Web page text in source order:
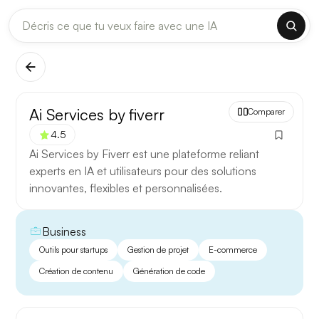
✕
DERNIÈRES MISES À JOUR MODÈLES
Claude
[TEST] Claude Opus 4.8 : ce qui change
5 août 2026
Anthropic met à jour Claude Opus le 2 août 2026. Cette
version porte sur la longueur de contexte, la fiabilité des
réponses longues et la vitesse de première réponse.
Contexte étendu— les documents longs sont traités
d’un seul tenant, sans découpage manuel.
Réponses longues — moins de pertes de fil sur les
textes de plusieurs milliers de mots.
Ai Services by fiverr
4.5
Ai Services by Fiverr est une plateforme reliant
experts en IA et utilisateurs pour des solutions
innovantes, flexibles et personnalisées.
Comparer
Business
Outils pour startups Gestion de projet
E-commerce
Création de contenu
Génération de code